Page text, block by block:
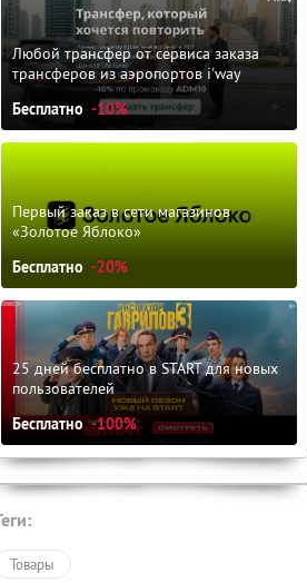
Любой трансфер от сервиса заказа
трансферов из аэропортов i'way
Бесплатно -10%
Первый заказ в сети магазинов
«Золотое Яблоко»
Бесплатно -20%
25 дней бесплатно в START для новых
пользователей
Бесплатно -100%
Товары